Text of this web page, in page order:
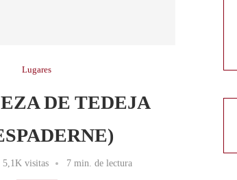
Lugares
DE TEDEJA
5,1K visitas 7 min. de lectura